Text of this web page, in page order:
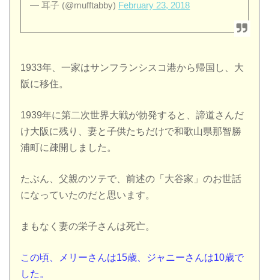
— 耳子 (@mufftabby) February 23, 2018
1933年、一家はサンフランシスコ港から帰国し、大
阪に移住。
1939年に第二次世界大戦が勃発すると、諦道さんだ
け大阪に残り、妻と子供たちだけで和歌山県那智勝
浦町に疎開しました。
たぶん、父親のツテで、前述の「大谷家」のお世話
になっていたのだと思います。
まもなく妻の栄子さんは死亡。
この頃、メリーさんは15歳、ジャニーさんは10歳で
した。